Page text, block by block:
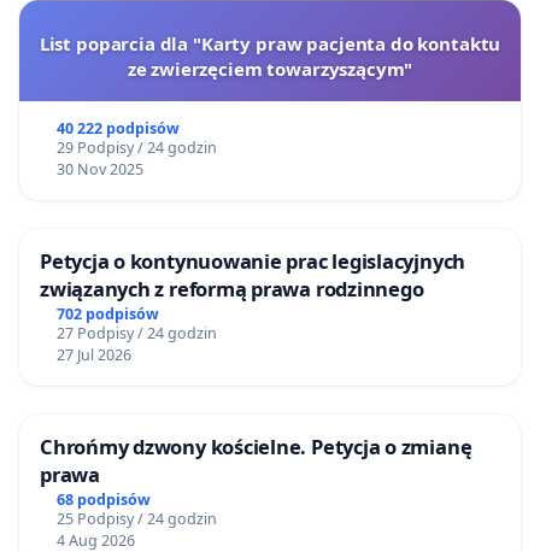
List poparcia dla "Karty praw pacjenta do kontaktu
ze zwierzęciem towarzyszącym"
40 222 podpisów
29 Podpisy / 24 godzin
30 Nov 2025
Petycja o kontynuowanie prac legislacyjnych
związanych z reformą prawa rodzinnego
702 podpisów
27 Podpisy / 24 godzin
27 Jul 2026
Chrońmy dzwony kościelne. Petycja o zmianę
prawa
68 podpisów
25 Podpisy / 24 godzin
4 Aug 2026